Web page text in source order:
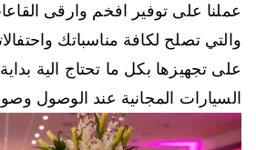
عملنا على توفير افخم وارقى
والتي تصلح لكافة مناسباتك
على تجهيزها بكل ما تحتاج الية
السيارات المجانية عند الوصول